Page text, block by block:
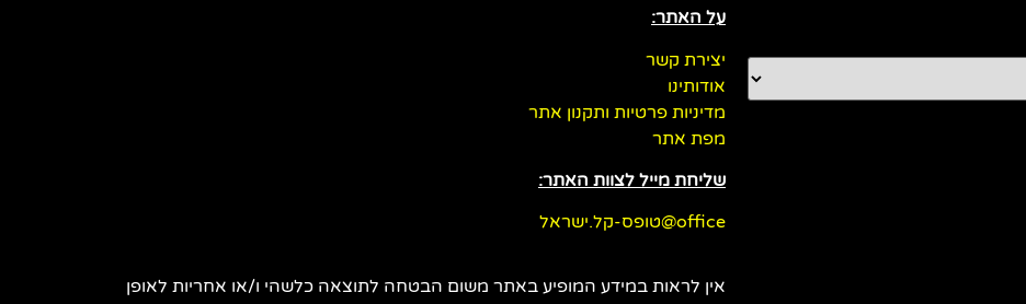
על האתר:
יצירת קשר
אודותינו
מדיניות פרטיות ותקנון אתר
מפת אתר
שליחת מייל לצוות האתר:
office@טופס-קל.ישראל
אין לראות במידע המופיע באתר משום הבטחה לתוצאה כלשהי ו/או אחריות לאופן